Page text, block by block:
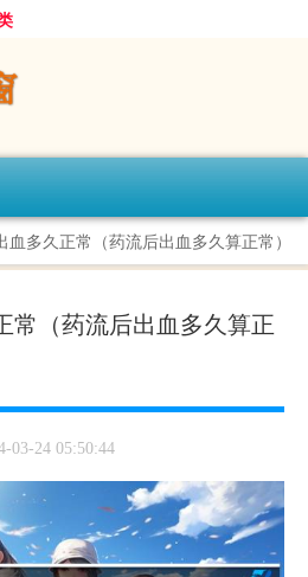
血多久正常（药流后出血多久算正常）
常（药流后出血多久算正
03-24 05:50:44